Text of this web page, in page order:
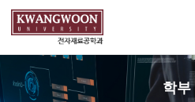
학부